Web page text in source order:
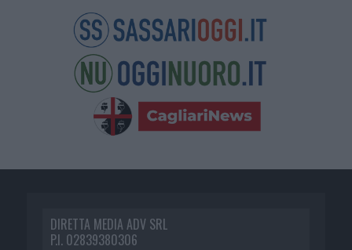
DIRETTA MEDIA ADV SRL
P.I. 02839380306